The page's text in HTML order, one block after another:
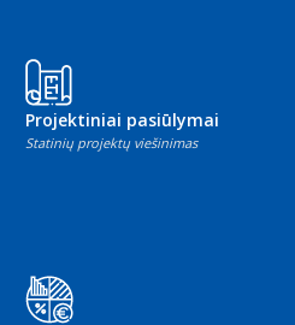
Projektiniai pasiūlymai
Statinių projektų viešinimas